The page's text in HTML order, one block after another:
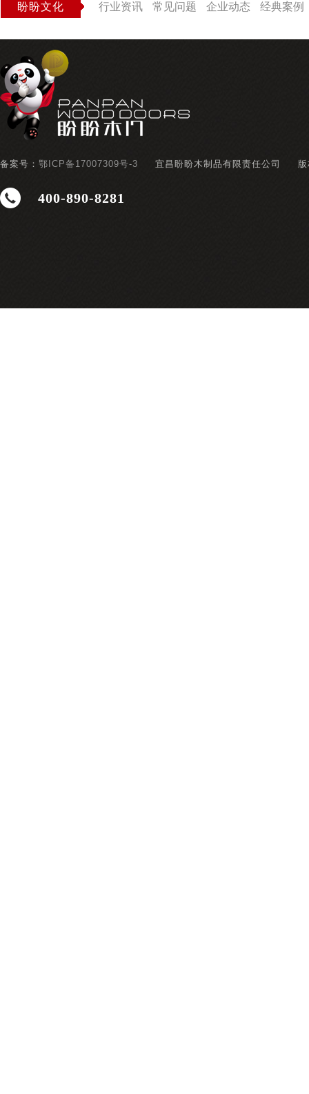
盼盼文化 行业资讯 常见问题 企业动态 经典案例
备案号： 鄂ICP备17007309号-3 宜昌盼盼木制品有限责任公司
400-890-8281